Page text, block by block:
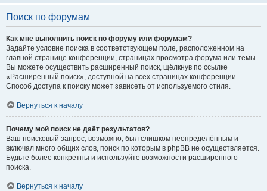
Поиск по форумам
Как мне выполнить поиск по форуму или форумам?
Задайте условие поиска в соответствующем поле, расположенном на
главной странице конференции, страницах просмотра форума или темы.
Вы можете осуществить расширенный поиск, щёлкнув по ссылке
«Расширенный поиск», доступной на всех страницах конференции.
Способ доступа к поиску может зависеть от используемого стиля.
Вернуться к началу
Почему мой поиск не даёт результатов?
Ваш поисковый запрос, возможно, был слишком неопределённым и
включал много общих слов, поиск по которым в phpBB не осуществляется.
Будьте более конкретны и используйте возможности расширенного
поиска.
Вернуться к началу